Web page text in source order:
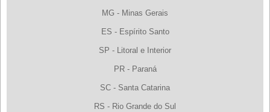
MG - Minas Gerais
ES - Espírito Santo
SP - Litoral e Interior
PR - Paraná
SC - Santa Catarina
RS - Rio Grande do Sul